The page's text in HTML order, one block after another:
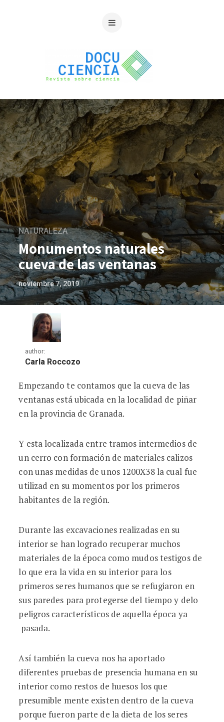
NATURALEZA
Monumentos naturales
cueva de las ventanas
noviembre 7, 2019
author:
Carla Roccozo
Monumentos naturales cueva de las
Empezando te contamos que la cueva de las
ventanas está ubicada en la localidad de piñar
en la provincia de Granada.
Y esta localizada entre tramos intermedios de
un cerro con formación de materiales calizos
con unas medidas de unos 1200X38 la cual fue
utilizad en su momentos por los primeros
habitantes de la región.
Durante las excavaciones realizadas en su
interior se han logrado recuperar muchos
materiales de la época como mudos testigos de
lo que era la vida en su interior para los
primeros seres humanos que se refugiaron en
sus paredes para protegerse del tiempo y delo
peligros característicos de aquella época ya
pasada.
Así también la cueva nos ha aportado
diferentes pruebas de presencia humana en su
interior como restos de huesos los que
presumible mente existen dentro de la cueva
porque fueron parte de la dieta de los seres